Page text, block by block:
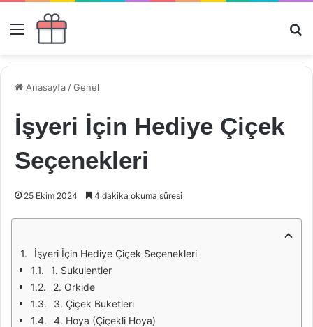
Menü
Anasayfa /Genel
İşyeri İçin Hediye Çiçek
Seçenekleri
25 Ekim 2024 4 dakika okuma süresi
İşyeri İçin Hediye Çiçek Seçenekleri
1. Sukulentler
2. Orkide
3. Çiçek Buketleri
4. Hoya (Çiçekli Hoya)